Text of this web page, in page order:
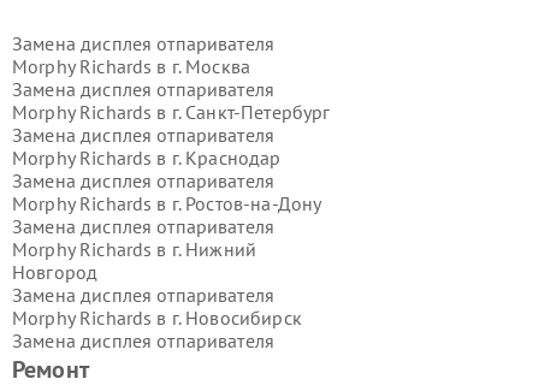
Ремонт
Замена дисплея отпаривателя
Morphy Richards в г. Москва
Замена дисплея отпаривателя
Morphy Richards в г. Санкт-Петербург
Замена дисплея отпаривателя
Morphy Richards в г. Краснодар
Замена дисплея отпаривателя
Morphy Richards в г. Ростов-на-Дону
Замена дисплея отпаривателя
Morphy Richards в г. Нижний
Новгород
Замена дисплея отпаривателя
Morphy Richards в г. Новосибирск
Замена дисплея отпаривателя
Morphy Richards в г.
Замена дисплея отпаривателя